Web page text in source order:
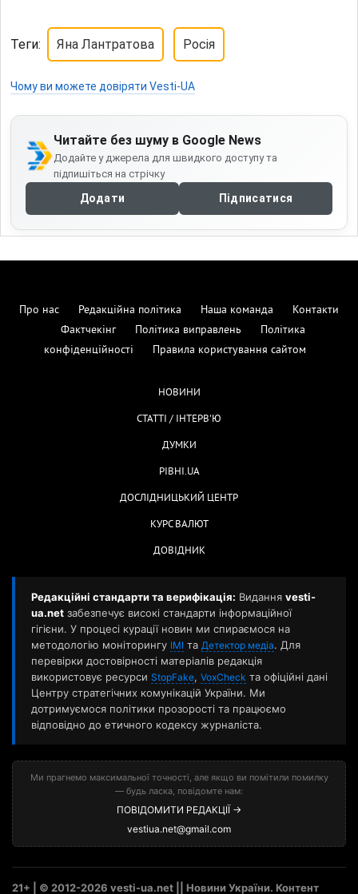
Теги: Яна Лантратова Росія
Чому ви можете довіряти Vesti-UA
Читайте без шуму в Google News
Додайте у джерела для швидкого доступу та
підпишіться на стрічку
Додати Підписатися
Про нас Редакційна політика Наша команда
Контакти
Фактчекінг
Політика виправлень
Політика
конфіденційності
Правила користування сайтом
НОВИНИ
СТАТТІ / ІНТЕРВ'Ю
ДУМКИ
РІВНІ.UA
ДОСЛІДНИЦЬКИЙ ЦЕНТР
КУРС ВАЛЮТ
ДОВІДНИК
Редакційні стандарти та верифікація: Видання vesti-
ua.net забезпечує високі стандарти інформаційної
гігієни. У процесі курації новин ми спираємося на
методологію моніторингу ІМІ та Детектор медіа. Для
перевірки достовірності матеріалів редакція
використовує ресурси StopFake, VoxCheck та офіційні дані
Центру стратегічних комунікацій України. Ми
дотримуємося політики прозорості та працюємо
відповідно до етичного кодексу журналіста.
Ми прагнемо максимальної точності, але якщо ви помітили помилку
— будь ласка, повідомте нам:
ПОВІДОМИТИ РЕДАКЦІЇ →
vestiua.net@gmail.com
21+ | © 2012-2026 vesti-ua.net || Новини України. Контент